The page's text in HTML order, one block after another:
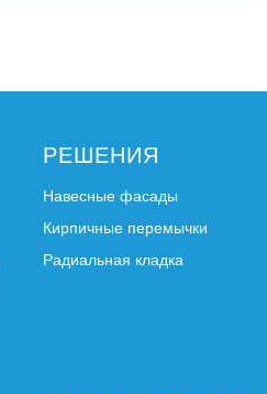
РЕШЕНИЯ
Навесные фасады
Кирпичные перемычки
Радиальная кладка